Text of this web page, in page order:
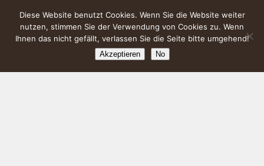
Diese Website benutzt Cookies. Wenn Sie die Website weiter
nutzen, stimmen Sie der Verwendung von Cookies zu. Wenn
Ihnen das nicht gefällt, verlassen Sie die Seite bitte umgehend!
Akzeptieren No